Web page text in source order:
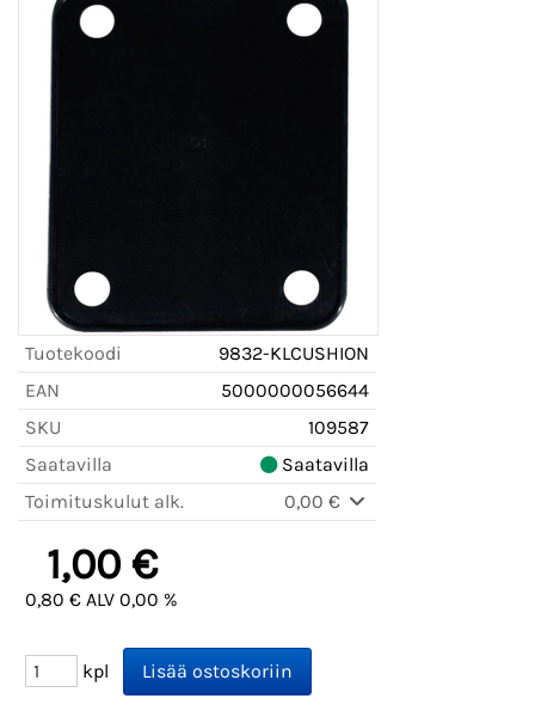
Tuotekoodi
9832-KLCUSHION
EAN
5000000056644
SKU
109587
Saatavilla
Saatavilla
Toimituskulut alk.
0,00 €
1,00 €
0,80 € ALV 0,00 %
kpl